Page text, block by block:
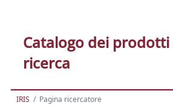
Catalogo dei prodotti
ricerca
IRIS Pagina ricercatore